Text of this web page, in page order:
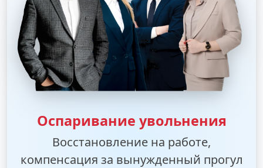
Оспаривание увольнения
Восстановление на работе,
компенсация за вынужденный прогул